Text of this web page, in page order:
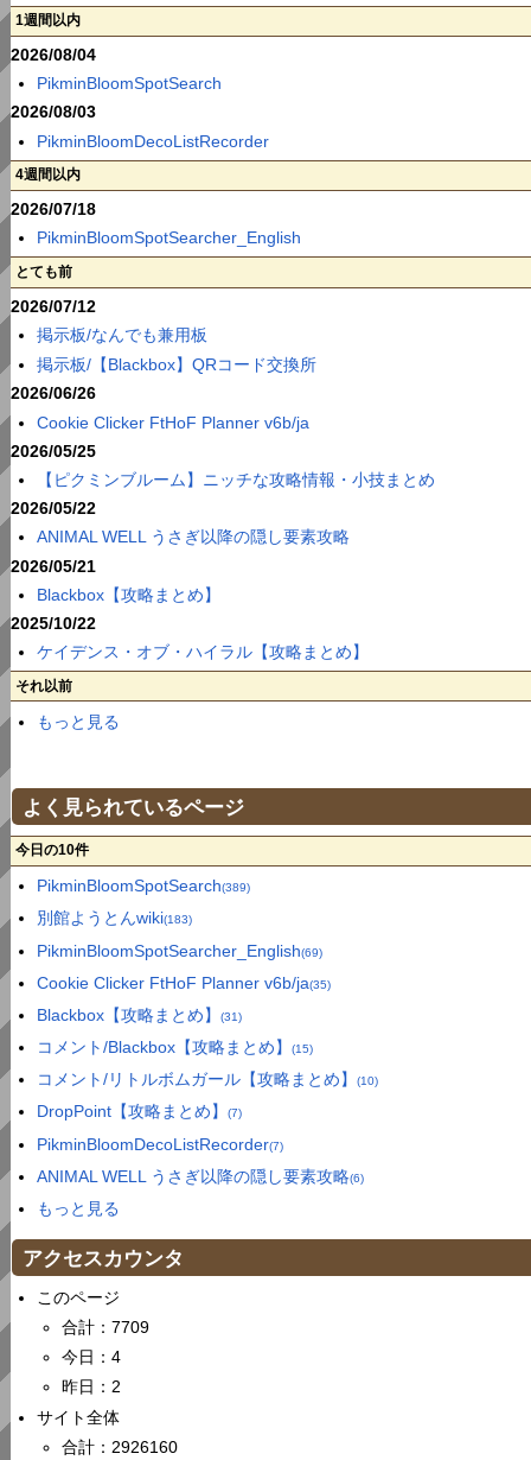
1週間以内
2026/08/04
PikminBloomSpotSearch
2026/08/03
PikminBloomDecoListRecorder
4週間以内
2026/07/18
PikminBloomSpotSearcher_English
とても前
2026/07/12
掲示板/なんでも兼用板
掲示板/【Blackbox】QRコード交換所
2026/06/26
Cookie Clicker FtHoF Planner v6b/ja
2026/05/25
【ピクミンブルーム】ニッチな攻略情報・小技まとめ
2026/05/22
ANIMAL WELL うさぎ以降の隠し要素攻略
2026/05/21
Blackbox【攻略まとめ】
2025/10/22
ケイデンス・オブ・ハイラル【攻略まとめ】
それ以前
もっと見る
よく見られているページ
今日の10件
PikminBloomSpotSearch(389)
別館ようとんwiki(183)
PikminBloomSpotSearcher_English(69)
Cookie Clicker FtHoF Planner v6b/ja(35)
Blackbox【攻略まとめ】 (31)
コメント/Blackbox【攻略まとめ】 (15)
コメント/リトルボムガール【攻略まとめ】 (10)
DropPoint【攻略まとめ】 (7)
PikminBloomDecoListRecorder(7)
ANIMAL WELL うさぎ以降の隠し要素攻略(6)
もっと見る
アクセスカウンタ
このページ
合計：7709
今日：4
昨日：2
サイト全体
合計：2926160